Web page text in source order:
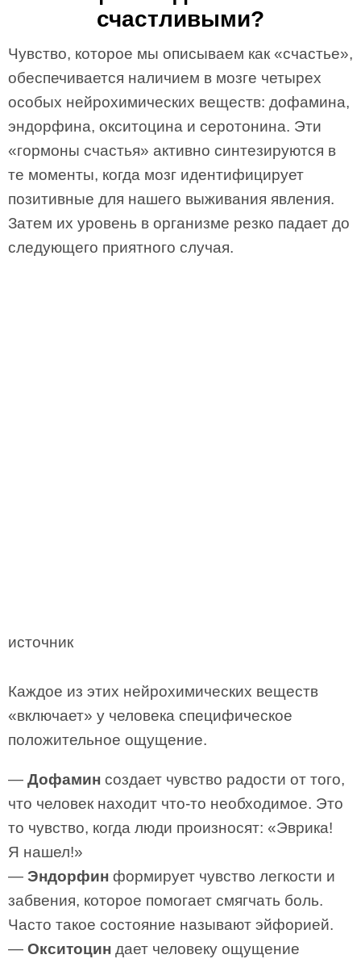
счастливыми?
Чувство, которое мы описываем как «счастье»,
обеспечивается наличием в мозге четырех
особых нейрохимических веществ: дофамина,
эндорфина, окситоцина и серотонина. Эти
«гормоны счастья» активно синтезируются в
те моменты, когда мозг идентифицирует
позитивные для нашего выживания явления.
Затем их уровень в организме резко падает до
следующего приятного случая.
источник
Каждое из этих нейрохимических веществ
«включает» у человека специфическое
положительное ощущение.
— Дофамин создает чувство радости от того,
что человек находит что-то необходимое. Это
то чувство, когда люди произносят: «Эврика!
Я нашел!»
— Эндорфин формирует чувство легкости и
забвения, которое помогает смягчать боль.
Часто такое состояние называют эйфорией.
— Окситоцин дает человеку ощущение